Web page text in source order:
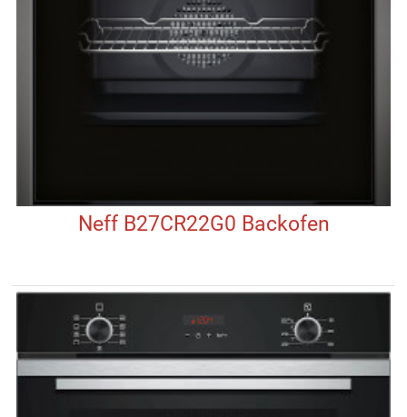
Neff B27CR22G0 Backofen